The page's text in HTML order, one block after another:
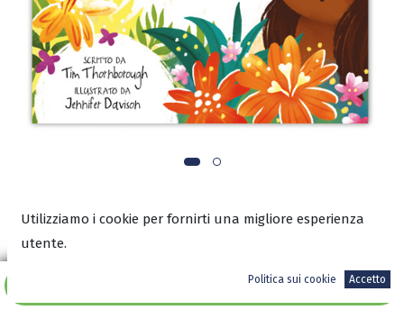
Aggiungi al carrello
Utilizziamo i cookie per fornirti una migliore esperienza
utente.
Politica sui cookie Accetto